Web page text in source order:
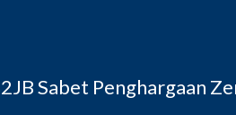
Sabet Penghargaan